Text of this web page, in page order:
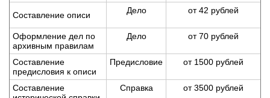
Составление описи Дело от 42 рублей
Оформление дел по
архивным правилам
Дело от 70 рублей
Составление
предисловия к описи
Предисловие от 1500 рублей
Составление
Справка от 3500 рублей